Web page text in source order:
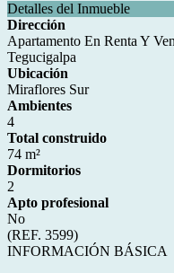
Detalles del Inmueble
Dirección
Apartamento En Renta Y
Tegucigalpa
Ubicación
Miraflores Sur
Ambientes
4
Total construido
74 m²
Dormitorios
2
Apto profesional
No
(REF. 3599)
INFORMACIÓN BÁSICA